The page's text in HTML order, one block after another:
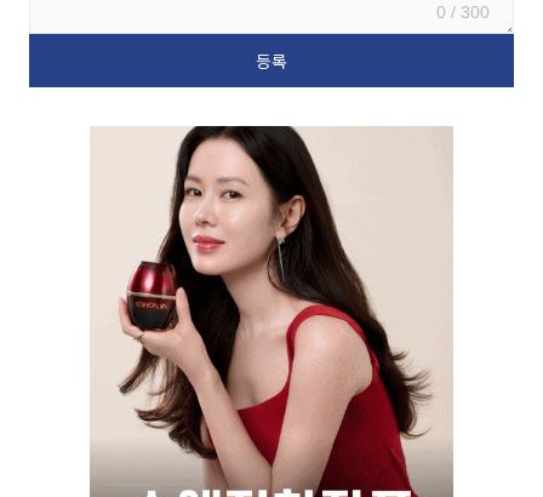
0 / 300